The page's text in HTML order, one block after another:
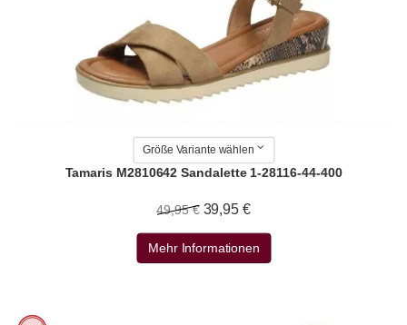
Größe Variante wählen
Tamaris M2810642 Sandalette 1-28116-44-400
49,95 € 39,95 €
Mehr Informationen